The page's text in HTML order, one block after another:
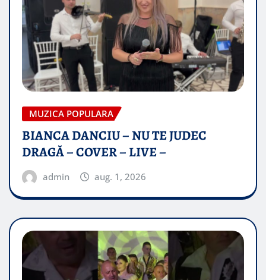
MUZICA POPULARA
BIANCA DANCIU – NU TE JUDEC
DRAGĂ – COVER – LIVE –
admin aug. 1, 2026